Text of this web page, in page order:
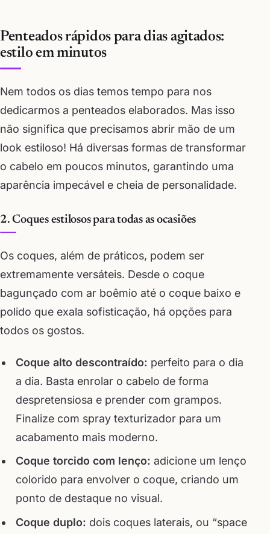
Penteados rápidos para dias agitados:
estilo em minutos
Nem todos os dias temos tempo para nos
dedicarmos a penteados elaborados. Mas isso
não significa que precisamos abrir mão de um
look estiloso! Há diversas formas de transformar
o cabelo em poucos minutos, garantindo uma
aparência impecável e cheia de personalidade.
2. Coques estilosos para todas as ocasiões
Os coques, além de práticos, podem ser
extremamente versáteis. Desde o coque
bagunçado com ar boêmio até o coque baixo e
polido que exala sofisticação, há opções para
todos os gostos.
Coque alto descontraído: perfeito para o dia
a dia. Basta enrolar o cabelo de forma
despretensiosa e prender com grampos.
Finalize com spray texturizador para um
acabamento mais moderno.
Coque torcido com lenço: adicione um lenço
colorido para envolver o coque, criando um
ponto de destaque no visual.
Coque duplo: dois coques laterais, ou “space